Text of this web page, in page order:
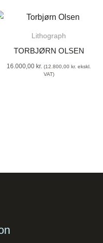
Lithograph
TORBJØRN OLSEN
16.000,00 kr. (12.800,00 kr. ekskl.
VAT)